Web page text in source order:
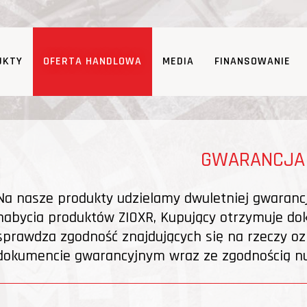
OFERTA HANDLOWA MEDIA FINANSOWANIE
GWARANCJA
nasze produkty udzielamy dwuletniej
produktów ZIOXR, Kupujący otrzymuje
zgodność znajdujących się na rzeczy
gwarancyjnym wraz ze zgodnością